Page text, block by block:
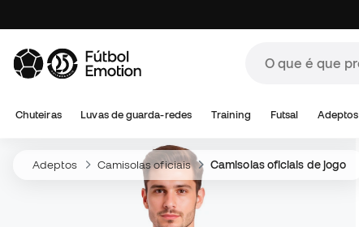
Chuteiras Luvas de guarda-redes Training Futsal Adeptos
Adeptos Camisolas oficiais Camisolas oficiais de jogo